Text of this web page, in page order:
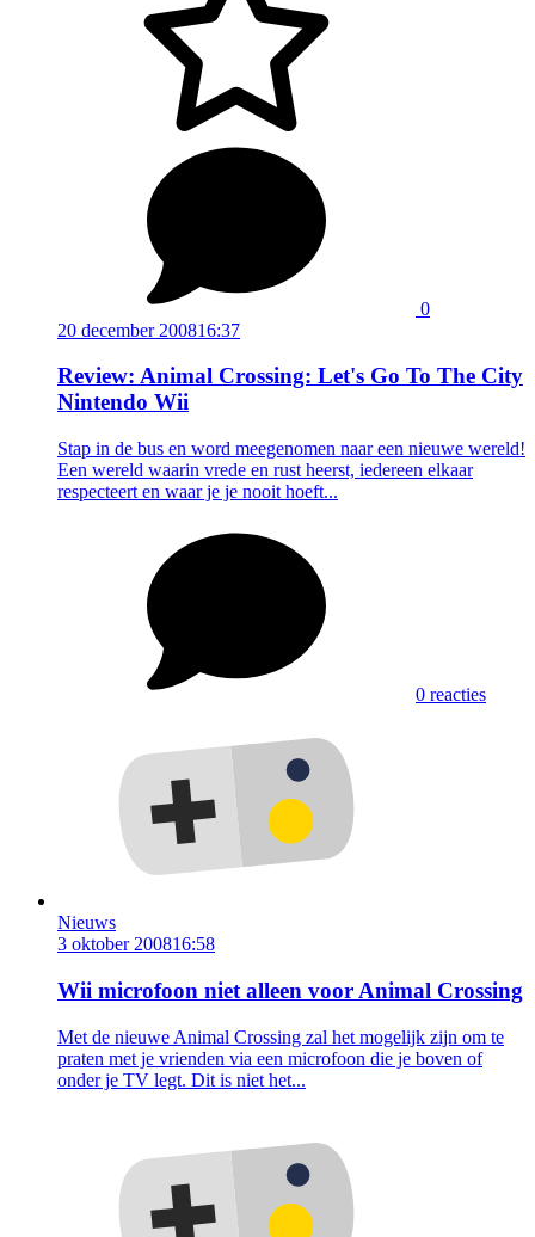
0
20 december 200816:37
Review: Animal Crossing: Let's Go To The City
Nintendo Wii
Stap in de bus en word meegenomen naar een nieuwe wereld!
Een wereld waarin vrede en rust heerst, iedereen elkaar
respecteert en waar je je nooit hoeft...
0 reacties
Nieuws
3 oktober 200816:58
Wii microfoon niet alleen voor Animal Crossing
Met de nieuwe Animal Crossing zal het mogelijk zijn om te
praten met je vrienden via een microfoon die je boven of
onder je TV legt. Dit is niet het...